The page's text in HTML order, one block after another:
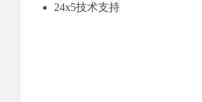
24x5技术支持